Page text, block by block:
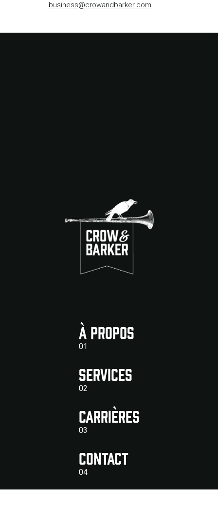
business@crowandbarker.com
À PROPOS
01
Services
02
CARRIÈRES
03
Contact
04